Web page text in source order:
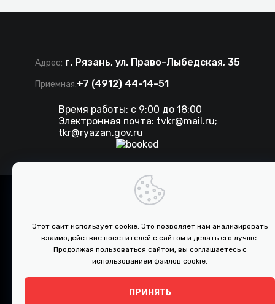
Адрес: г. Рязань, ул. Право-Лыбедская, 35
Приемная:+7 (4912) 44-14-51
Время работы: с 9:00 до 18:00
Электронная почта: tvkr@mail.ru;
tkr@ryazan.gov.ru
2026 . Все права защищены. ТКР.
Разработка сайта IT-media
ПРОТИВОДЕЙСТВИЕ КОРРУПЦИИ
Политика конфиденциальности
Этот сайт использует cookie. Это позволяет нам анализировать
взаимодействие посетителей с сайтом и делать его лучше.
Продолжая пользоваться сайтом, вы соглашаетесь с
использованием файлов cookie.
ПРИНЯТЬ